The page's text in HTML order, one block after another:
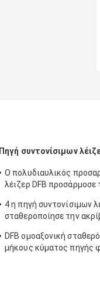
Πηγή συντονίσιμων
Ο πολυδιαυλικός
λέιζερ DFB προσάρμοσε
4 η πηγή συντονίσιμων
σταθεροποίησε την
DFB ομοαξονική
μήκους κύματος πηγής